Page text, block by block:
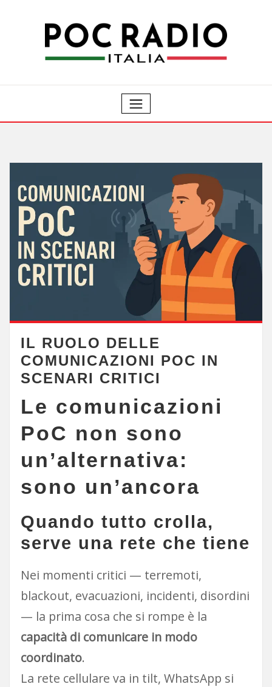
IL RUOLO DELLE
COMUNICAZIONI POC IN
SCENARI CRITICI
Le comunicazioni
PoC non sono
un’alternativa:
sono un’ancora
Quando tutto crolla,
serve una rete che tiene
Nei momenti critici — terremoti,
blackout, evacuazioni, incidenti, disordini
— la prima cosa che si rompe è la
capacità di comunicare in modo
coordinato.
La rete cellulare va in tilt, WhatsApp si